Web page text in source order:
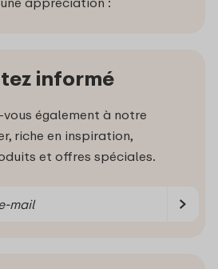
informé
vous également à notre
riche en inspiration,
et offres spéciales.